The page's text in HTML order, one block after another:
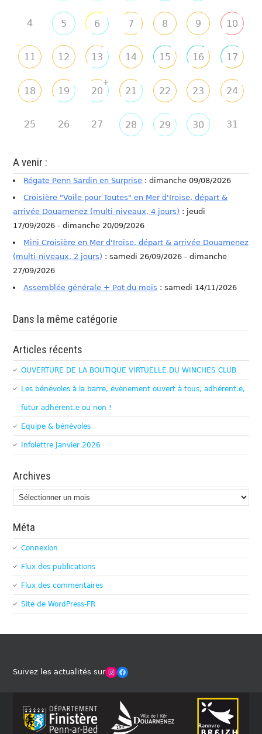
4 5 6 7 8 9 10
11 12 13 14 15 16 17
18 19 20
+
21 22 23 24
25 26 27 28 29 30 31
A venir :
Régate Penn Sardin en Surprise : dimanche 09/08/2026
Croisière "Voile pour Toutes" en Mer d'Iroise, départ &
arrivée Douarnenez (multi-niveaux, 4 jours) : jeudi
17/09/2026 - dimanche 20/09/2026
Mini Croisière en Mer d'Iroise, départ & arrivée Douarnenez
(multi-niveaux, 2 jours) : samedi 26/09/2026 - dimanche
27/09/2026
Assemblée générale + Pot du mois : samedi 14/11/2026
Dans la même catégorie
Articles récents
OUVERTURE DE LA BOUTIQUE VIRTUELLE DU WINCHES CLUB
Les bénévoles à la barre, évènement ouvert à tous, adhérent.e,
futur adhérent.e ou non !
Equipe & bénévoles
Infolettre Janvier 2026
Archives
Archives
Méta
Connexion
Flux des publications
Flux des commentaires
Site de WordPress-FR
Suivez les actualités surWinches Club OfficielFacebook